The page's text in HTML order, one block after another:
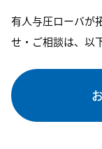
有人与圧ローバが
せ・ご相談は、以